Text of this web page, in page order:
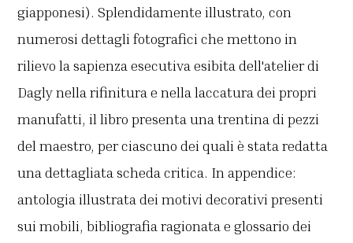
giapponesi). Splendidamente illustrato, con
numerosi dettagli fotografici che mettono in
rilievo la sapienza esecutiva esibita dell'atelier di
Dagly nella rifinitura e nella laccatura dei propri
manufatti, il libro presenta una trentina di pezzi
del maestro, per ciascuno dei quali è stata redatta
una dettagliata scheda critica. In appendice:
antologia illustrata dei motivi decorativi presenti
sui mobili, bibliografia ragionata e glossario dei